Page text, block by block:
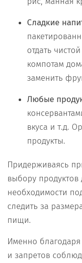
Сладкие
отдать
компотам
заменить
Любые
вкуса и т.д.
продукты.
Придерживаясь
выбору продуктов
необходимости
следить за
пищи.
Именно благодаря
и запретов